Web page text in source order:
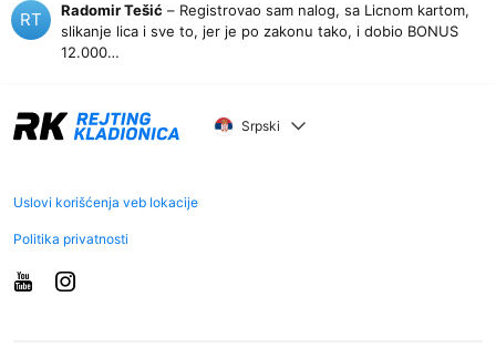
RT Radomir Tešić – Registrovao sam nalog, sa Licnom kartom,
slikanje lica i sve to, jer je po zakonu tako, i dobio BONUS
12.000…
Srpski
Uslovi korišćenja veb lokacije
Politika privatnosti